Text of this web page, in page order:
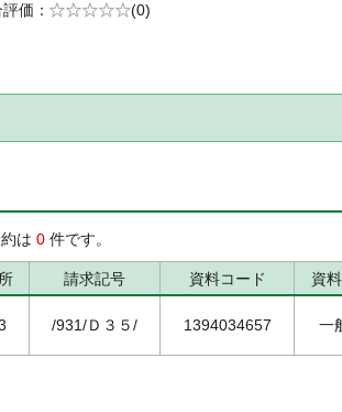
価
5段階評価
(0)
は 0 件です。
請求記号 資料コード 資
/931/Ｄ３５/ 1394034657 一